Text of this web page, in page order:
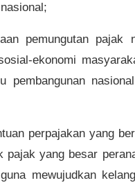
pemungutan pajak
ekonomi
pembangunan
perpajakan yang
yang besar
mewujudkan